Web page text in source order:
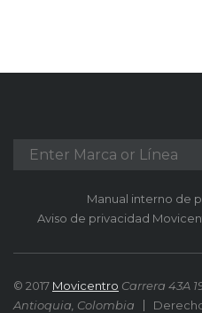
Manual interno de
Aviso de privacidad
© 2017 Movicentro Carrera 43A
Antioquia, Colombia